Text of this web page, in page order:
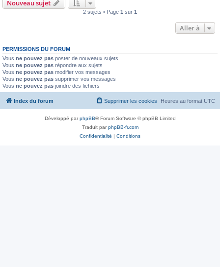
Nouveau sujet
2 sujets • Page 1 sur 1
Aller à
PERMISSIONS DU FORUM
Vous ne pouvez pas poster de nouveaux sujets
Vous ne pouvez pas répondre aux sujets
Vous ne pouvez pas modifier vos messages
Vous ne pouvez pas supprimer vos messages
Vous ne pouvez pas joindre des fichiers
Index du forum Heures au format UTC
Supprimer les cookies
Développé parphpBB® Forum Software © phpBB Limited
Traduit parphpBB-fr.com
Confidentialité | Conditions